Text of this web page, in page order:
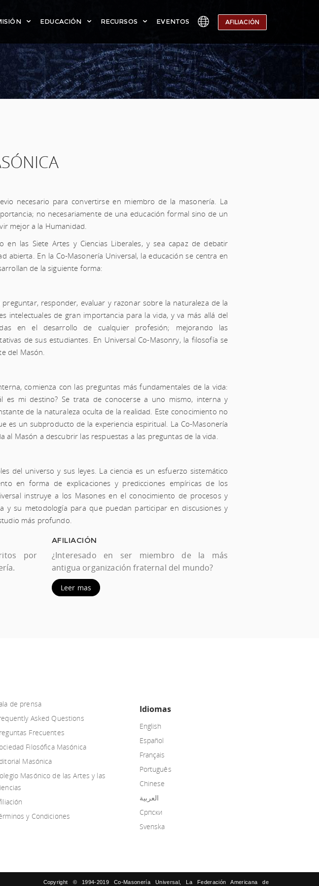
MISIÓN Y VISIÓN
EN LA FRANCMASONERÍA
FILOSÓFICA MASÓNICA
EDUCACIÓN
FRANCMASONES FAMOSOS
HISTORIA DE LA FRANCMASONERÍA
BIBLIOTECA DE PUBLICACIONES
VIDEOS MASÓNICOS
RECURSOS
BLOG
PRÓXIMOS EVENTOS
PORTAL DE LOGIA
EVENTOS
ENGLISH
ESPAÑOL
FRANÇAIS
AFILIACIÓN
necesario para convertirse en miembro de la masonería. La
no necesariamente de una educación formal sino de un
mejor a la Humanidad.
en las Siete Artes y Ciencias Liberales, y sea capaz de debatir
abierta. En la Co-Masonería Universal, la educación se centra en
de la siguiente forma:
responder, evaluar y razonar sobre la naturaleza de la
intelectuales de gran importancia para la vida, y va más allá del
en el desarrollo de cualquier profesión; mejorando las
de sus estudiantes. En Universal Co-Masonry, la filosofía se
del Masón.
comienza con las preguntas más fundamentales de la vida:
es mi destino? Se trata de conocerse a uno mismo, interna y
de la naturaleza oculta de la realidad. Este conocimiento no
es un subproducto de la experiencia espiritual. La Co-Masonería
al Masón a descubrir las respuestas a las preguntas de la vida.
del universo y sus leyes. La ciencia es un esfuerzo sistemático
en forma de explicaciones y predicciones empíricas de los
instruye a los Masones en el conocimiento de procesos y
y su metodología para que puedan participar en discusiones y
más profundo.
por
AFILIACIÓN
¿Interesado en ser miembro de la más
antigua organización fraternal del mundo?
Leer mas
de prensa
Asked Questions
Frecuentes
Filosófica Masónica
Masónica
Masónico de las Artes y las
y Condiciones
Idiomas
English
Español
Français
Português
Chinese
العربية
Српски
Svenska
Copyright © 1994-2019 Co-Masonería Universal, La Federación Americana de